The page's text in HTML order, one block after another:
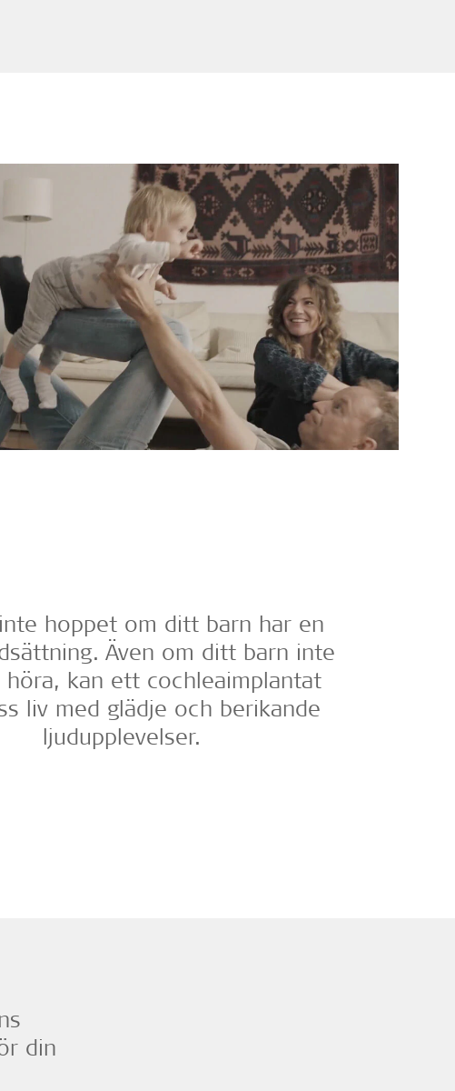
hoppet om ditt barn har en
Även om ditt barn inte
höra, kan ett cochleaimplantat
liv med glädje och berikande
ljudupplevelser.
din